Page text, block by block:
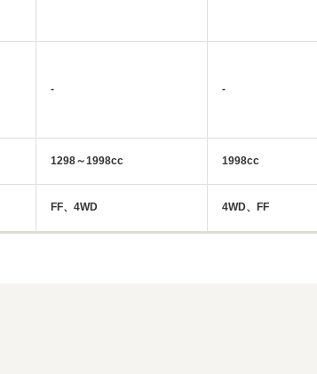
-
1298～1998cc
FF、4WD
-
1998cc
4WD、FF